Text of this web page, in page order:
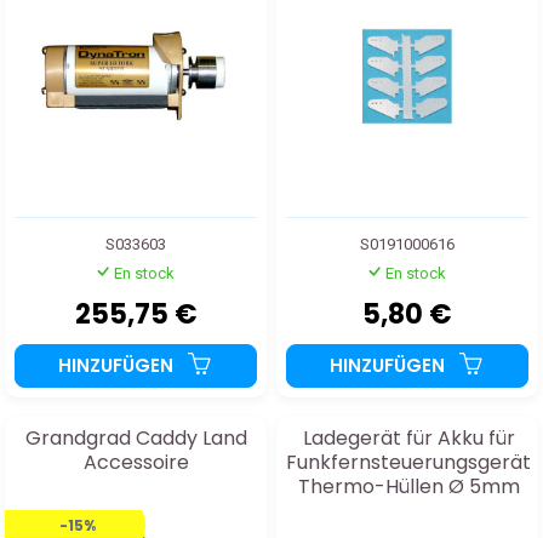
S033603
En stock
255,75 €
HINZUFÜGEN
S0191000616
En stock
5,80 €
HINZUFÜGEN
Grandgrad Caddy Land
Accessoire
-15%
Ladegerät für Akku für
Funkfernsteuerungsgerät
Thermo-Hüllen Ø 5mm